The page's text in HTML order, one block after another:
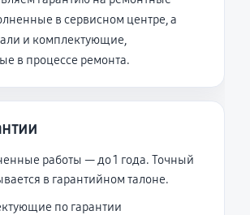
в сервисном центре, а
и комплектующие,
в процессе ремонта.
работы — до 1 года. Точный
в гарантийном талоне.
по гарантии